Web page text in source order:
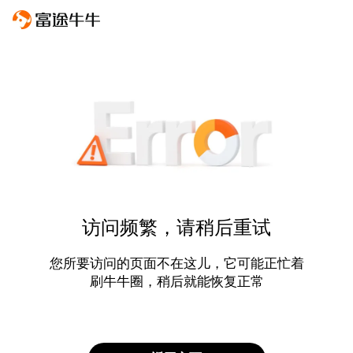
访问频繁，请稍后重试
您所要访问的页面不在这儿，它可能正忙着
刷牛牛圈，稍后就能恢复正常